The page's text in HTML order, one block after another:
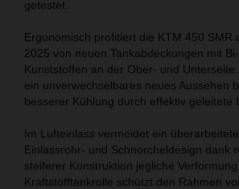
getestet.
Ergonomisch profitiert die KTM 450 SMR
2025 von neuen Tankabdeckungen mit
Kunststoffen an der Ober- und
ein unverwechselbares neues Aussehen
besserer Kühlung durch effektiv geleitete
Im Lufteinlass vermeidet ein
Einlassrohr- und Schnorcheldesign dank
steiferer Konstruktion jegliche
Kraftstofftankrolle schützt den Rahmen